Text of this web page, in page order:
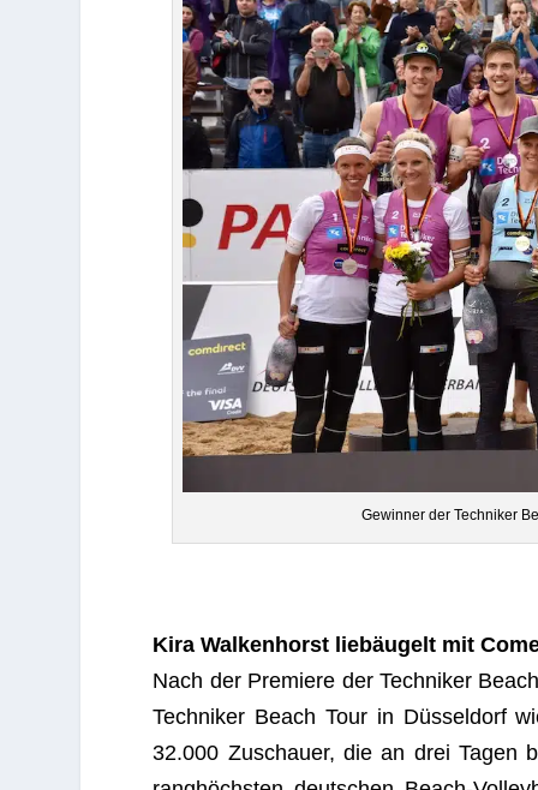
Gewin­ner der Tech­ni­ker
Kira Wal­ken­horst lieb­äu­gelt mit
Nach der Pre­miere der Tech­ni­ker
Tech­ni­ker Beach Tour in Düs­sel­dorf
32.000 Zuschauer, die an drei Tagen